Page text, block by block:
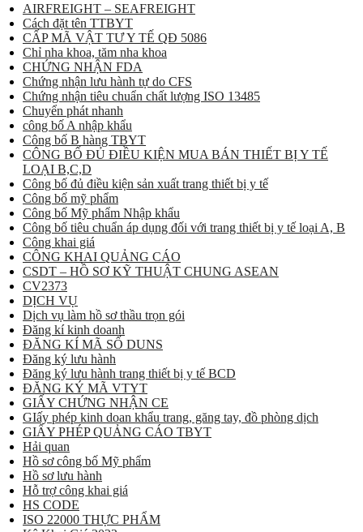
AIRFREIGHT – SEAFREIGHT
Cách đặt tên TTBYT
CẤP MÃ VẬT TƯ Y TẾ QĐ 5086
Chỉ nha khoa, tăm nha khoa
CHỨNG NHẬN FDA
Chứng nhận lưu hành tự do CFS
Chứng nhận tiêu chuẩn chất lượng ISO 13485
Chuyển phát nhanh
công bố A nhập khẩu
Công bố B hàng TBYT
CÔNG BỐ ĐỦ ĐIỀU KIỆN MUA BÁN THIẾT BỊ Y TẾ
LOẠI B,C,D
Công bố đủ điều kiện sản xuất trang thiết bị y tế
Công bố mỹ phẩm
Công bố Mỹ phẩm Nhập khẩu
Công bố tiêu chuẩn áp dụng đối với trang thiết bị y tế loại A, B
Công khai giá
CÔNG KHAI QUẢNG CÁO
CSDT – HỒ SƠ KỸ THUẬT CHUNG ASEAN
CV2373
DỊCH VỤ
Dịch vụ làm hồ sơ thầu trọn gói
Đăng kí kinh doanh
ĐĂNG KÍ MÃ SỐ DUNS
Đăng ký lưu hành
Đăng ký lưu hành trang thiết bị y tế BCD
ĐĂNG KÝ MÃ VTYT
GIẤY CHỨNG NHẬN CE
GIấy phép kinh doan khẩu trang, găng tay, đồ phòng dịch
GIẤY PHÉP QUẢNG CÁO TBYT
Hải quan
Hồ sơ công bố Mỹ phẩm
Hồ sơ lưu hành
Hỗ trợ công khai giá
HS CODE
ISO 22000 THỰC PHẨM